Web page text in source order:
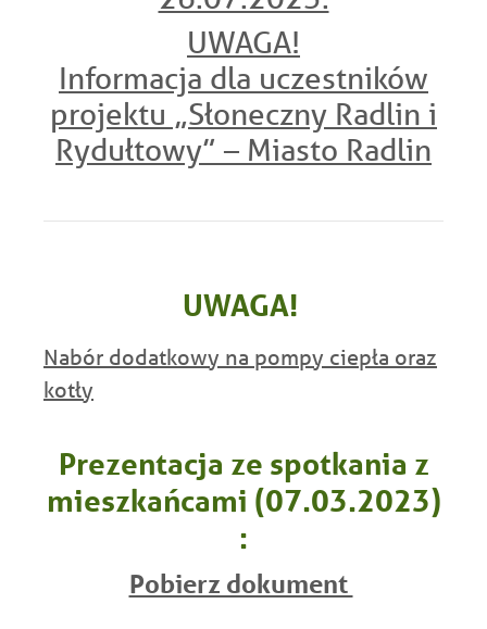
UWAGA!
Informacja dla uczestników
projektu „Słoneczny Radlin i
Rydułtowy” – Miasto Radlin
UWAGA!
Nabór dodatkowy na pompy ciepła oraz
kotły
Prezentacja ze spotkania z
mieszkańcami (07.03.2023)
:
Pobierz dokument